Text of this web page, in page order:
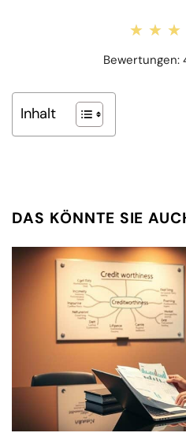
Bewertungen:
Inhalt
DAS KÖNNTE SIE